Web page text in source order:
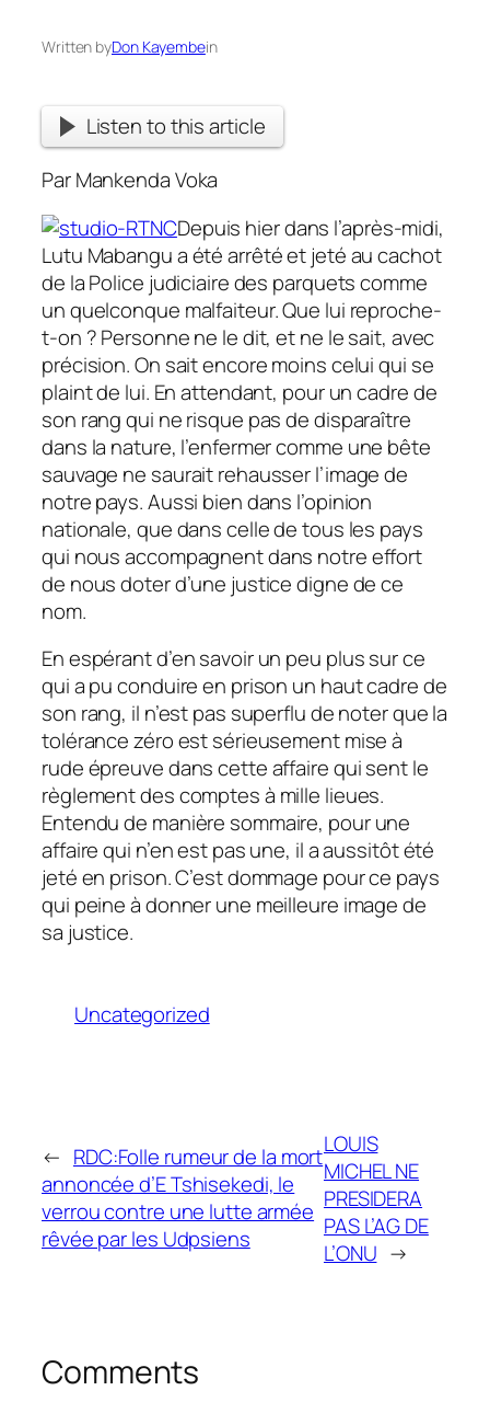
Written byDon Kayembein
Listen to this article
Par Mankenda Voka
Depuis hier dans l’après-midi,
Lutu Mabangu a été arrêté et jeté au cachot
de la Police judiciaire des parquets comme
un quelconque malfaiteur. Que lui reproche-
t-on ? Personne ne le dit, et ne le sait, avec
précision. On sait encore moins celui qui se
plaint de lui. En attendant, pour un cadre de
son rang qui ne risque pas de disparaître
dans la nature, l’enfermer comme une bête
sauvage ne saurait rehausser l’image de
notre pays. Aussi bien dans l’opinion
nationale, que dans celle de tous les pays
qui nous accompagnent dans notre effort
de nous doter d’une justice digne de ce
nom.
En espérant d’en savoir un peu plus sur ce
qui a pu conduire en prison un haut cadre de
son rang, il n’est pas superflu de noter que la
tolérance zéro est sérieusement mise à
rude épreuve dans cette affaire qui sent le
règlement des comptes à mille lieues.
Entendu de manière sommaire, pour une
affaire qui n’en est pas une, il a aussitôt été
jeté en prison. C’est dommage pour ce pays
qui peine à donner une meilleure image de
sa justice.
Uncategorized
← RDC:Folle rumeur de la mort
annoncée d’E Tshisekedi, le
verrou contre une lutte armée
rêvée par les Udpsiens
LOUIS
MICHEL NE
PRESIDERA
PAS L’AG DE
L’ONU →
Comments